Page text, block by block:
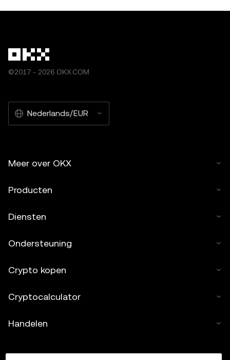
©2017 - 2026 OKX.COM
Nederlands/EUR
Meer over OKX
Producten
Diensten
Ondersteuning
Crypto kopen
Cryptocalculator
Handelen